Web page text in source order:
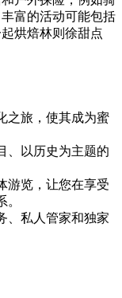
富的活动可能包括
烘焙林则徐甜点
之旅，使其成为蜜
、以历史为主题的
游览，让您在享受
、私人管家和独家